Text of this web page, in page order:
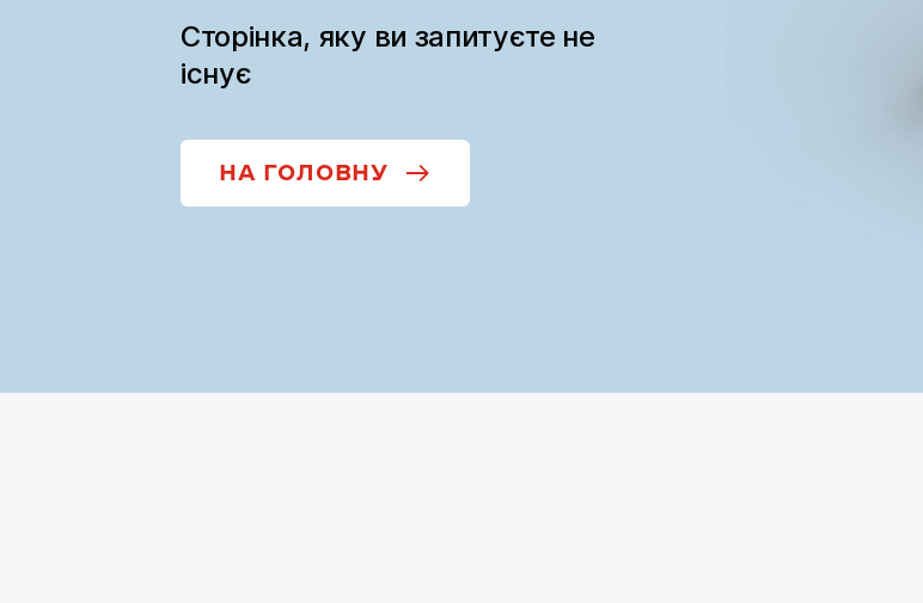
Сторінка, яку ви запитуєте не
існує
НА ГОЛОВНУ